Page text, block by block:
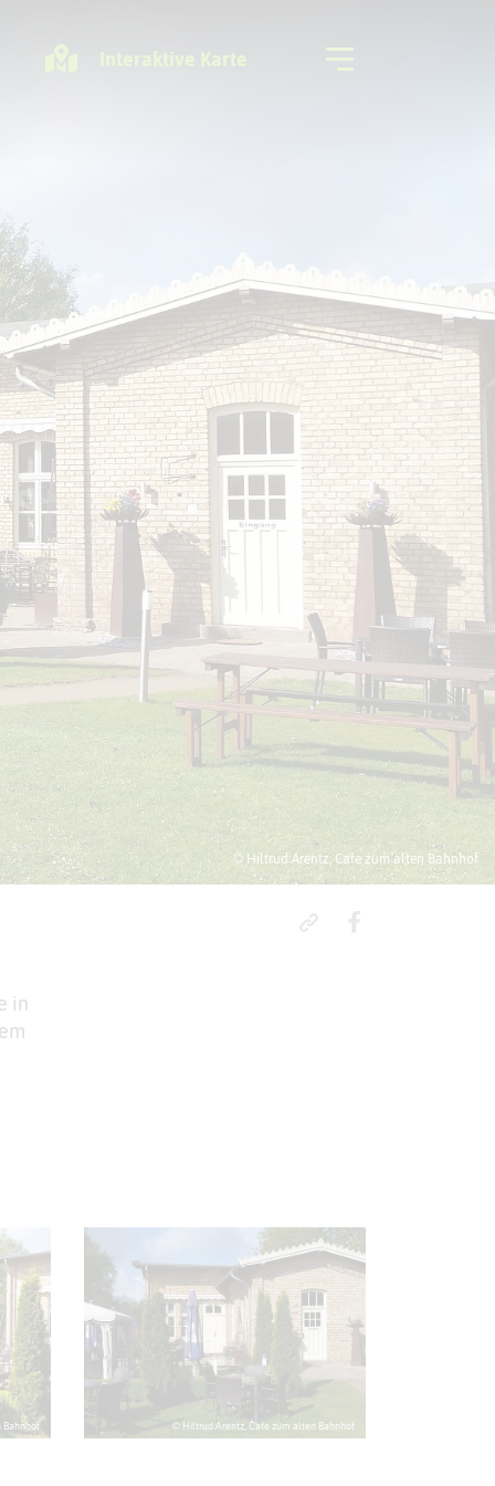
Interaktive Karte
© Hiltrud Arentz, Cafe zum alten Bahnhof
in
Bahnhof © Hiltrud Arentz, Cafe zum alten Bahnhof